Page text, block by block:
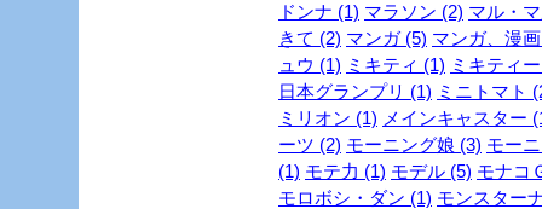
ドンナ (1) マラソン (2) マル・
きて (2) マンガ (5) マンガ、漫
ュウ (1) ミキティ (1) ミキティ
日本グランプリ (1) ミニトマト
ミリオン (1) メインキャスター
ーツ (2) モーニング娘 (3) モー
(1) モテ力 (1) モデル (5) モナコ
モロボシ・ダン (1) モンスター